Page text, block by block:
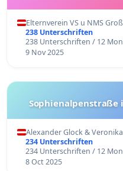
Elternverein VS u NMS
238 Unterschriften
238 Unterschriften / 12
9 Nov 2025
Sophienalpenstraße
Alexander Glock &
234 Unterschriften
234 Unterschriften / 12
8 Oct 2025